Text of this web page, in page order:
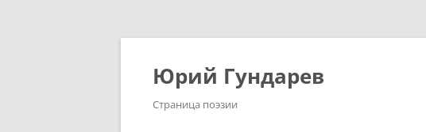
Перейти
содержимому
Юрий Гундарев
Страница поэзии